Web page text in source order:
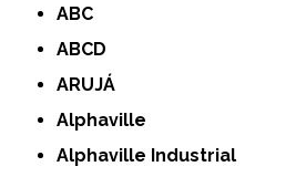
ABC
ABCD
ARUJÁ
Alphaville
Alphaville Industrial